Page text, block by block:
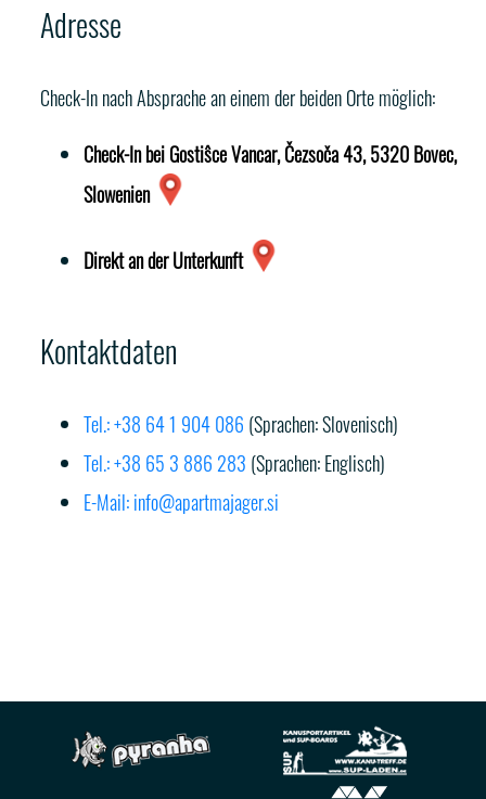
Adresse
Check-In nach Absprache an einem der beiden Orte möglich:
Check-In bei Gostiŝce Vancar, Čezsoča 43, 5320 Bovec,
Slowenien
Direkt an der Unterkunft
Kontaktdaten
Tel.: +38 64 1 904 086 (Sprachen: Slovenisch)
Tel.: +38 65 3 886 283 (Sprachen: Englisch)
E-Mail: info@apartmajager.si